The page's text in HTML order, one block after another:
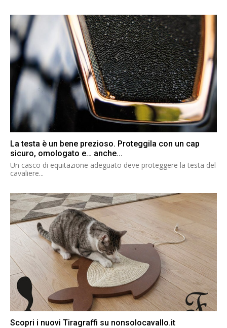
La testa è un bene prezioso. Proteggila con un cap
sicuro, omologato e… anche...
Un casco di equitazione adeguato deve proteggere la testa del
cavaliere...
Scopri i nuovi Tiragraffi su nonsolocavallo.it